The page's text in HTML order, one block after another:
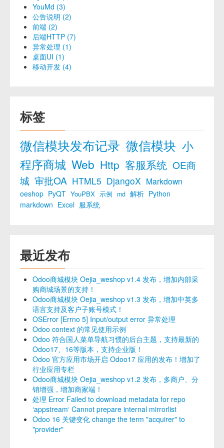
YouMd (3)
公告说明 (2)
前端 (2)
后端HTTP (7)
异常处理 (1)
桌面UI (1)
移动开发 (4)
标签
微信模块发布记录 微信模块 小
程序商城 Web Http 客服系统 OE商
城 审批OA HTML5 DjangoX Markdown
oeshop PyQT YouPBX 示例 md 解析 Python
markdown Excel 服系统
最近发布
Odoo商城模块 Oejia_weshop v1.4 发布，增加内部采
购商城场景的支持！
Odoo商城模块 Oejia_weshop v1.3 发布，增加中英多
语言支持及客户子账号模式！
OSError [Errno 5] Input/output error 异常处理
Odoo context 的常见使用示例
Odoo 符合国人菜单导航习惯的后台主题，支持最新的
Odoo17、16等版本，支持企业版！
Odoo 官方应用市场开启 Odoo17 应用的发布！增加了
行业应用专栏
Odoo商城模块 Oejia_weshop v1.2 发布，多商户、分
销增强，增加商家端！
处理 Error Failed to download metadata for repo
‘appstream‘ Cannot prepare internal mirrorlist
Odoo 16 关键变化 change the term "acquirer" to
"provider"